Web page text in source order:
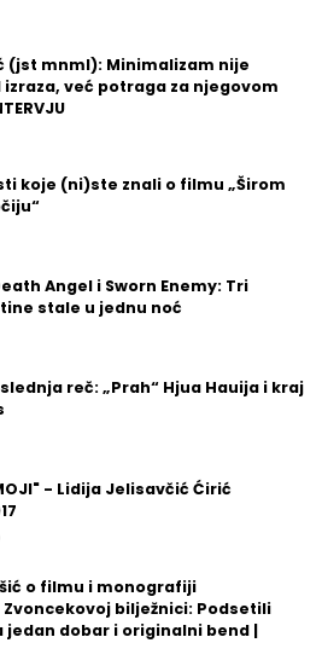
(jst mnml): Minimalizam nije
već potraga za njegovom
koje (ni)ste znali o filmu „Širom
Angel i Sworn Enemy: Tri
stale u jednu noć
reč: „Prah“ Hjua Hauija i kraj
- Lidija Jelisavčić Ćirić
o filmu i monografiji
bilježnici: Podsetili
jedan dobar i originalni bend |